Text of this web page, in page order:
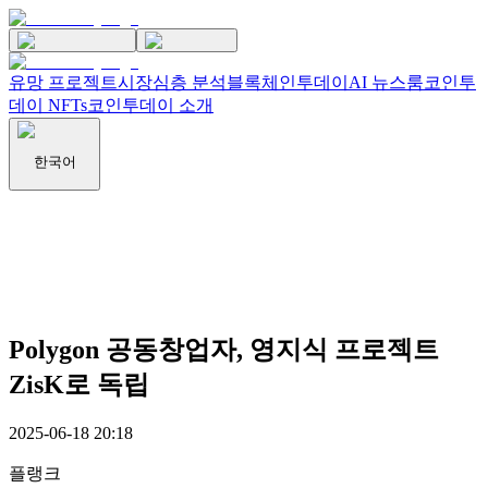
유망 프로젝트시장심층 분석블록체인투데이 AI 뉴스룸코인투
데이 NFTs코인투데이 소개
한국어
Polygon 공동창업자, 영지식 프로젝트
ZisK로 독립
2025-06-18 20:18
플랭크